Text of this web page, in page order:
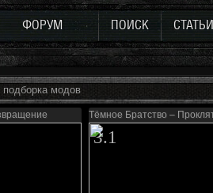
ФОРУМ ПОИСК СТАТЬИ
модов
Тёмное Братство –
3.1